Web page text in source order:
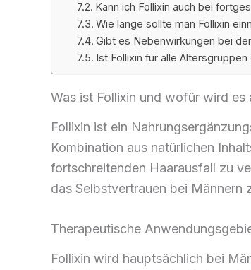
Kann ich Follixin auch bei
Wie lange sollte man Follixin
Gibt es Nebenwirkungen bei
Ist Follixin für alle
Was ist Follixin und wofür wird es
Follixin ist ein
Kombination aus natürlichen
fortschreitenden Haarausfall zu
das Selbstvertrauen bei Männern
Therapeutische
Follixin wird hauptsächlich bei